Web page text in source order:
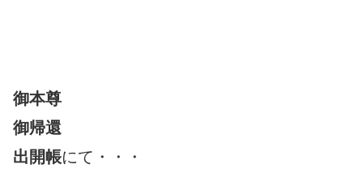
御本尊
御帰還
出開帳にて・・・